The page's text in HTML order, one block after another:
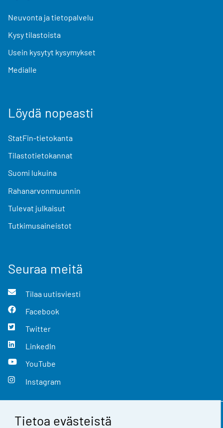
Tietoa evästeistä
Neuvonta ja tietopalvelu
Kysy tilastoista
Usein kysytyt kysymykset
Medialle
Löydä nopeasti
StatFin-tietokanta
Tilastotietokannat
Suomi lukuina
Rahanarvonmuunnin
Tulevat julkaisut
Tutkimusaineistot
Seuraa meitä
Tilaa uutisviesti
Facebook
Twitter
LinkedIn
YouTube
Instagram
Yhteystiedot